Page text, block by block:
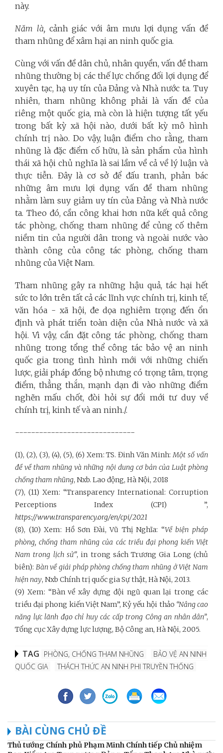
này.
Năm là, cảnh giác với âm mưu lợi dụng vấn đề
tham nhũng để xâm hại an ninh quốc gia.
Cùng với vấn đề dân chủ, nhân quyền, vấn đề tham
nhũng thường bị các thế lực chống đối lợi dụng để
xuyên tạc, hạ uy tín của Đảng và Nhà nước ta. Tuy
nhiên, tham nhũng không phải là vấn đề của
riêng một quốc gia, mà còn là hiện tượng tất yếu
trong bất kỳ xã hội nào, dưới bất kỳ mô hình
chính trị nào. Do vậy, luận điểm cho rằng, tham
nhũng là đặc điểm cố hữu, là sản phẩm của hình
thái xã hội chủ nghĩa là sai lầm về cả về lý luận và
thực tiễn. Đây là cơ sở để đấu tranh, phản bác
những âm mưu lợi dụng vấn đề tham nhũng
nhằm làm suy giảm uy tín của Đảng và Nhà nước
ta. Theo đó, cần công khai hơn nữa kết quả công
tác phòng, chống tham nhũng để củng cố thêm
niềm tin của người dân trong và ngoài nước vào
thành công của công tác phòng, chống tham
nhũng của Việt Nam.
Tham nhũng gây ra những hậu quả, tác hại hết
sức to lớn trên tất cả các lĩnh vực chính trị, kinh tế,
văn hóa - xã hội, đe dọa nghiêm trọng đến ổn
định và phát triển toàn diện của Nhà nước và xã
hội. Vì vậy, cần đặt công tác phòng, chống tham
nhũng trong tổng thể công tác bảo vệ an ninh
quốc gia trong tình hình mới với những chiến
lược, giải pháp đồng bộ nhưng có trọng tâm, trọng
điểm, thẳng thắn, mạnh dạn đi vào những điểm
nghẽn mấu chốt, đòi hỏi sự đổi mới tư duy về
chính trị, kinh tế và an ninh./.
------------------------------
(1), (2), (3), (4), (5), (6) Xem: TS. Đinh Văn Minh:Một số vấn
đề về tham nhũng và những nội dung cơ bản của Luật phòng
chống tham nhũng, Nxb. Lao động, Hà Nội, 2018
(7), (11) Xem: “Transparency International: Corruption
Perceptions Index (CPI) ”,
https://www.transparency.org/en/cpi/2021
(8), (10) Xem: Hồ Sơn Đài, Vũ Thị Nghĩa: “Về biện pháp
phòng, chống tham nhũng của các triều đại phong kiến Việt
Nam trong lịch sử”, in trong sách Trương Gia Long (chủ
biên): Bàn về giải pháp phòng chống tham nhũng ở Việt Nam
hiện nay, Nxb Chính trị quốc gia Sự thật, Hà Nội, 2013.
(9) Xem: “Bàn về xây dựng đội ngũ quan lại trong các
triều đại phong kiến Việt Nam”, Kỷ yếu hội thảo “Nâng cao
năng lực lãnh đạo chỉ huy các cấp trong Công an nhân dân”,
Tổng cục Xây dựng lực lượng, Bộ Công an, Hà Nội, 2005.
TAG PHÒNG, CHỐNG THAM NHŨNG
BẢO VỆ AN NINH
QUỐC GIA
THÁCH THỨC AN NINH PHI TRUYỀN THỐNG
BÀI CÙNG CHỦ ĐỀ
Thủ tướng Chính phủ Phạm Minh Chính tiếp Chủ nhiệm